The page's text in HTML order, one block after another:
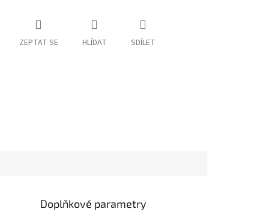
ZEPTAT SE HLÍDAT SDÍLET
Doplňkové parametry